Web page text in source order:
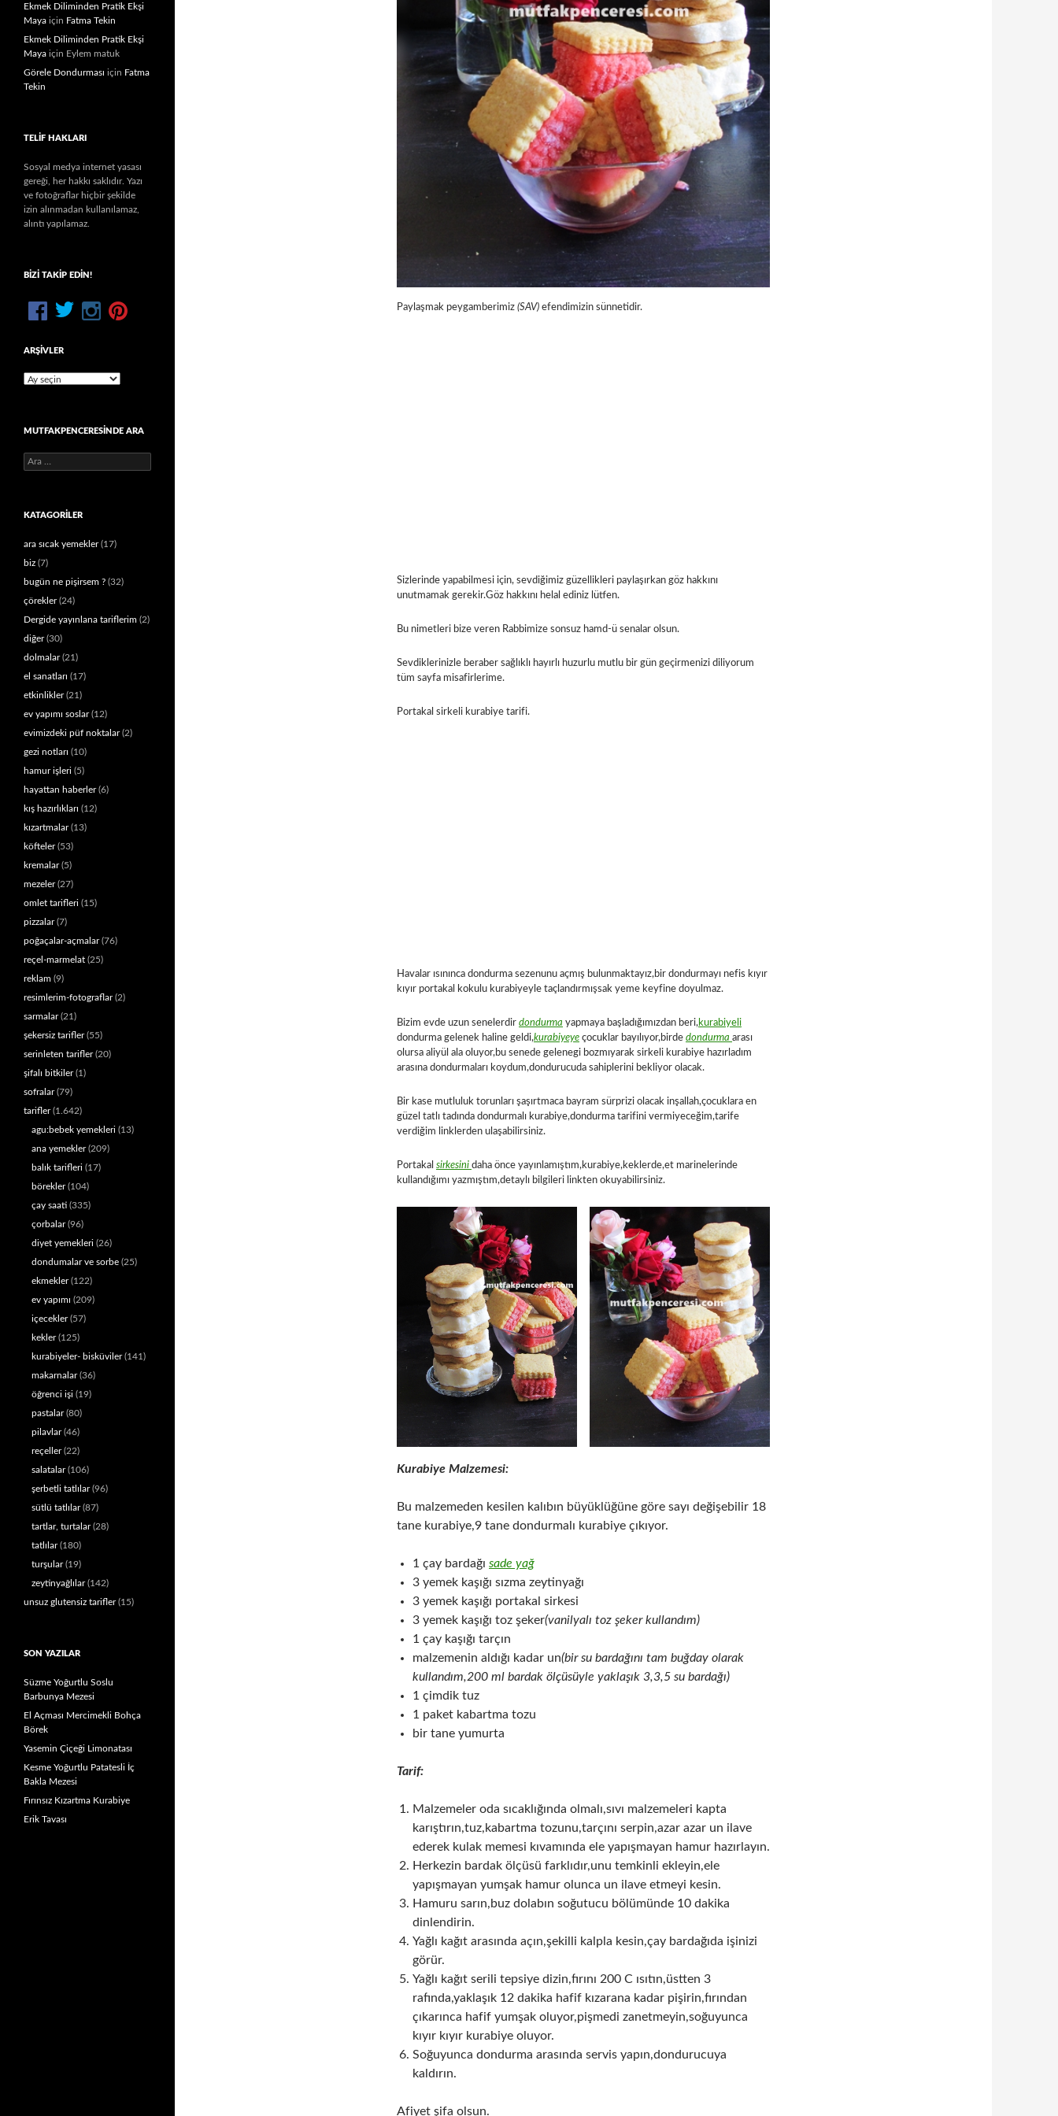
Paylaşmak peygamberimiz (SAV) efendimizin sünnetidir.
Sizlerinde yapabilmesi için, sevdiğimiz güzellikleri paylaşırkan göz hakkını
unutmamak gerekir.Göz hakkını helal ediniz lütfen.
Bu nimetleri bize veren Rabbimize sonsuz hamd-ü senalar olsun.
Sevdiklerinizle beraber sağlıklı hayırlı huzurlu mutlu bir gün geçirmenizi diliyorum
tüm sayfa misafirlerime.
Portakal sirkeli kurabiye tarifi.
Havalar ısınınca dondurma sezenunu açmış bulunmaktayız,bir dondurmayı nefis kıyır
kıyır portakal kokulu kurabiyeyle taçlandırmışsak yeme keyfine doyulmaz.
Bizim evde uzun senelerdir dondurma yapmaya başladığımızdan beri,kurabiyeli
dondurma gelenek haline geldi,kurabiyeye çocuklar bayılıyor,birde dondurma arası
olursa aliyül ala oluyor,bu senede gelenegi bozmıyarak sirkeli kurabiye hazırladım
arasına dondurmaları koydum,dondurucuda sahiplerini bekliyor olacak.
Bir kase mutluluk torunları şaşırtmaca bayram sürprizi olacak inşallah,çocuklara en
güzel tatlı tadında dondurmalı kurabiye,dondurma tarifini vermiyeceğim,tarife
verdiğim linklerden ulaşabilirsiniz.
Portakal sirkesini daha önce yayınlamıştım,kurabiye,keklerde,et marinelerinde
kullandığımı yazmıştım,detaylı bilgileri linkten okuyabilirsiniz.
Kurabiye Malzemesi:
Bu malzemeden kesilen kalıbın büyüklüğüne göre sayı değişebilir 18
tane kurabiye,9 tane dondurmalı kurabiye çıkıyor.
1 çay bardağı sade yağ
3 yemek kaşığı sızma zeytinyağı
3 yemek kaşığı portakal sirkesi
3 yemek kaşığı toz şeker(vanilyalı toz şeker kullandım)
1 çay kaşığı tarçın
malzemenin aldığı kadar un(bir su bardağını tam buğday olarak
kullandım,200 ml bardak ölçüsüyle yaklaşık 3,3,5 su bardağı)
1 çimdik tuz
1 paket kabartma tozu
bir tane yumurta
Tarif:
Malzemeler oda sıcaklığında olmalı,sıvı malzemeleri kapta
karıştırın,tuz,kabartma tozunu,tarçını serpin,azar azar un ilave
ederek kulak memesi kıvamında ele yapışmayan hamur hazırlayın.
Herkezin bardak ölçüsü farklıdır,unu temkinli ekleyin,ele
yapışmayan yumşak hamur olunca un ilave etmeyi kesin.
Hamuru sarın,buz dolabın soğutucu bölümünde 10 dakika
dinlendirin.
Yağlı kağıt arasında açın,şekilli kalpla kesin,çay bardağıda işinizi
görür.
Yağlı kağıt serili tepsiye dizin,fırını 200 C ısıtın,üstten 3
rafında,yaklaşık 12 dakika hafif kızarana kadar pişirin,fırından
çıkarınca hafif yumşak oluyor,pişmedi zanetmeyin,soğuyunca
kıyır kıyır kurabiye oluyor.
Soğuyunca dondurma arasında servis yapın,dondurucuya
kaldırın.
Afiyet şifa olsun.
Ekmek Diliminden Pratik Ekşi
Maya için Fatma Tekin
Ekmek Diliminden Pratik Ekşi
Maya için Eylem matuk
Görele Dondurması için Fatma
Tekin
TELIF HAKLARI
Sosyal medya internet yasası
gereği, her hakkı saklıdır. Yazı
ve fotoğraflar hiçbir şekilde
izin alınmadan kullanılamaz,
alıntı yapılamaz.
BIZI TAKIP EDIN!
ARŞIVLER
Arşivler
MUTFAKPENCERESINDE ARA
Arama:
KATAGORILER
ara sıcak yemekler(17)
biz (7)
bugün ne pişirsem ? (32)
çörekler(24)
Dergide yayınlana tariflerim (2)
diğer(30)
dolmalar(21)
el sanatları (17)
etkinlikler(21)
ev yapımı soslar(12)
evimizdeki püf noktalar(2)
gezi notları (10)
hamur işleri (5)
hayattan haberler(6)
kış hazırlıkları (12)
kızartmalar(13)
köfteler(53)
kremalar(5)
mezeler(27)
omlet tarifleri (15)
pizzalar(7)
poğaçalar-açmalar(76)
reçel-marmelat (25)
reklam (9)
resimlerim-fotograflar(2)
sarmalar(21)
şekersiz tarifler(55)
serinleten tarifler(20)
şifalı bitkiler(1)
sofralar(79)
tarifler(1.642)
agu:bebek yemekleri (13)
ana yemekler(209)
balık tarifleri (17)
börekler(104)
çay saati (335)
çorbalar(96)
diyet yemekleri (26)
dondumalar ve sorbe (25)
ekmekler(122)
ev yapımı (209)
içecekler(57)
kekler(125)
kurabiyeler- bisküviler(141)
makarnalar(36)
öğrenci işi (19)
pastalar(80)
pilavlar(46)
reçeller(22)
salatalar(106)
şerbetli tatlılar(96)
sütlü tatlılar(87)
tartlar, turtalar(28)
tatlılar(180)
turşular(19)
zeytinyağlılar(142)
unsuz glutensiz tarifler(15)
SON YAZILAR
Süzme Yoğurtlu Soslu
Barbunya Mezesi
El Açması Mercimekli Bohça
Börek
Yasemin Çiçeği Limonatası
Kesme Yoğurtlu Patatesli İç
Bakla Mezesi
Fırınsız Kızartma Kurabiye
Erik Tavası